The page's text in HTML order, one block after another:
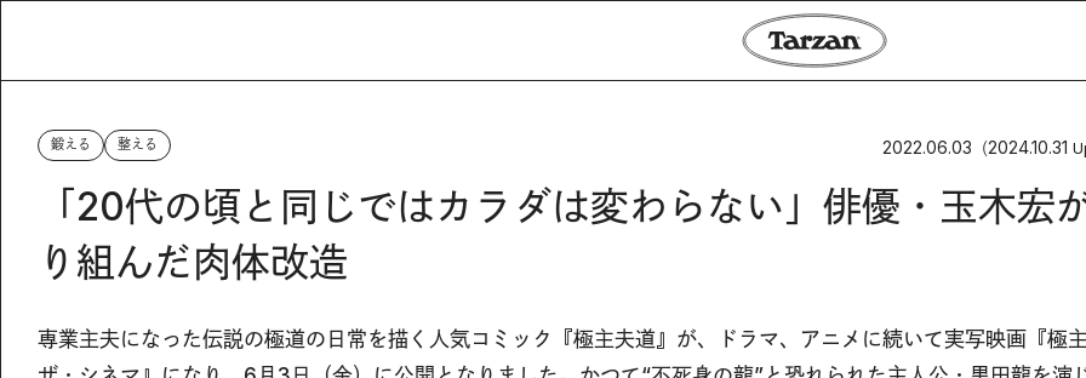
鍛える 整える 2022.06.03 （2024.10.31
「20代の頃と同じではカラダは変わらない」俳優・玉木宏
り組んだ肉体改造
専業主夫になった伝説の極道の日常を描く人気コミック『極主夫道』が、ドラマ、アニメに続いて実写映画『極